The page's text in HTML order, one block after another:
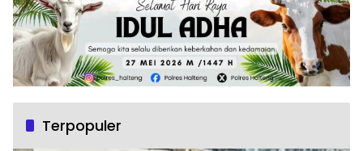
Terpopuler